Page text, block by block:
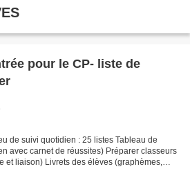
pour le CP- liste de
de suivi quotidien : 25 listes Tableau de
avec carnet de réussites) Préparer classeurs
et liaison) Livrets des élèves (graphèmes,